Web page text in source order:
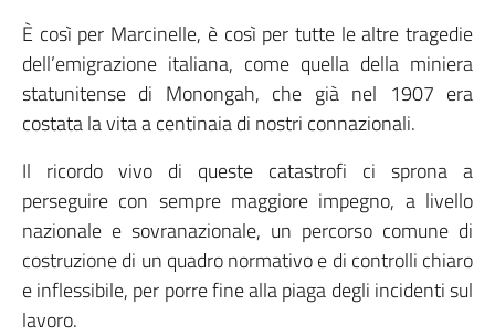
È così per Marcinelle, è così per tutte le altre tragedie
dell’emigrazione italiana, come quella della miniera
statunitense di Monongah, che già nel 1907 era
costata la vita a centinaia di nostri connazionali.
Il ricordo vivo di queste catastrofi ci sprona a
perseguire con sempre maggiore impegno, a livello
nazionale e sovranazionale, un percorso comune di
costruzione di un quadro normativo e di controlli chiaro
e inflessibile, per porre fine alla piaga degli incidenti sul
lavoro.